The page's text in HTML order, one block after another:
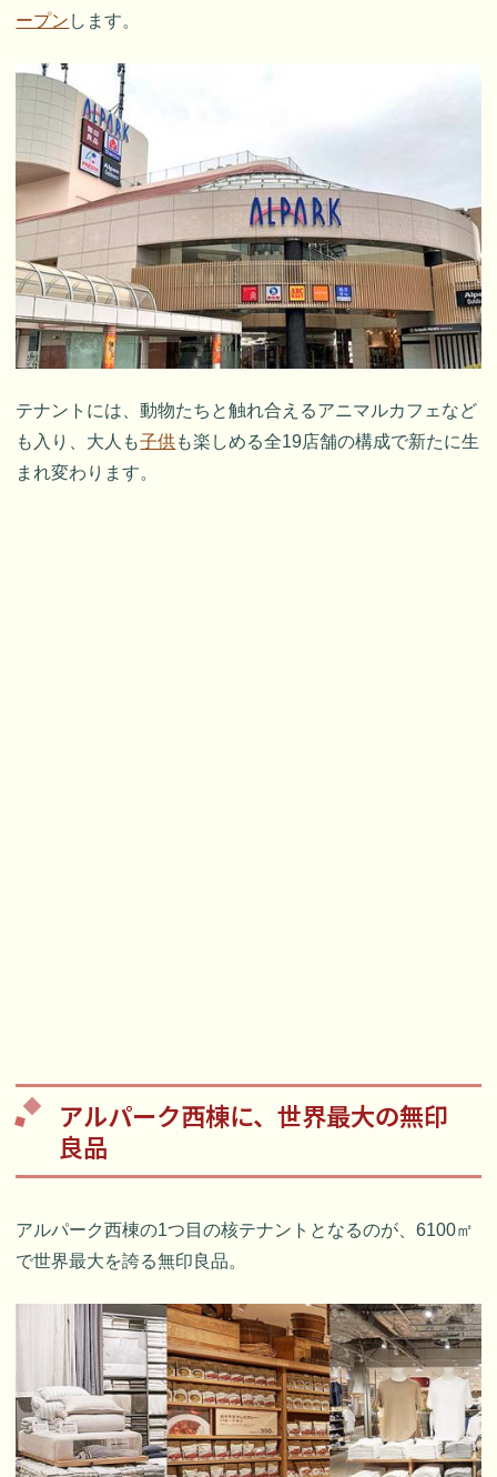
ープン します。
テナントには、動物たちと触れ合えるアニマルカフェなど
も入り、大人も子供も楽しめる全19店舗の構成で新たに生
まれ変わります。
アルパーク西棟に、世界最大の無印
良品
アルパーク西棟の1つ目の核テナントとなるのが、6100㎡
で世界最大を誇る無印良品。